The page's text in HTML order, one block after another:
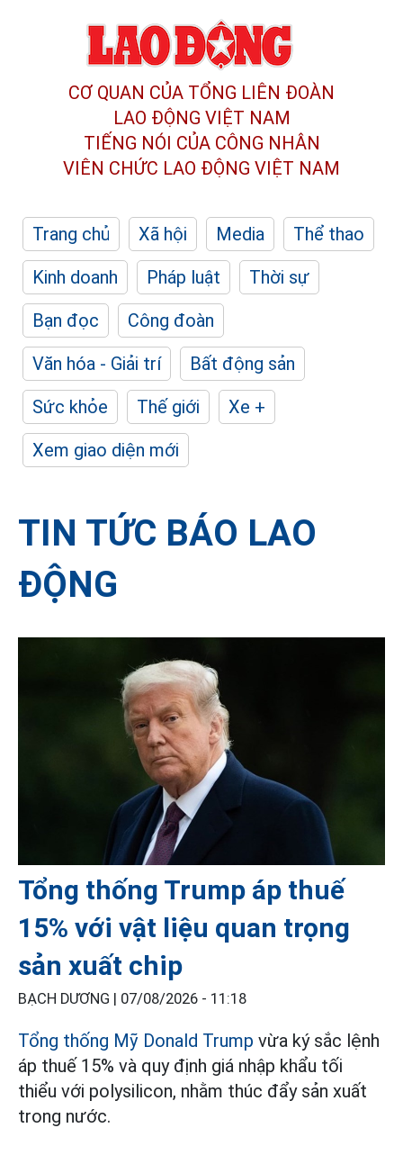
CƠ QUAN CỦA TỔNG LIÊN ĐOÀN
LAO ĐỘNG VIỆT NAM
TIẾNG NÓI CỦA CÔNG NHÂN
VIÊN CHỨC LAO ĐỘNG VIỆT NAM
Trang chủ Xã hội Media
Thể thao
Kinh doanh
Pháp luật
Thời sự
Bạn đọc
Công đoàn
Văn hóa - Giải trí
Bất động sản
Sức khỏe
Thế giới
Xe +
Xem giao diện mới
TIN TỨC BÁO LAO
ĐỘNG
Tổng thống Trump áp thuế
15% với vật liệu quan trọng
sản xuất chip
BẠCH DƯƠNG | 07/08/2026 - 11:18
Tổng thống Mỹ Donald Trump vừa ký sắc lệnh
áp thuế 15% và quy định giá nhập khẩu tối
thiểu với polysilicon, nhằm thúc đẩy sản xuất
trong nước.